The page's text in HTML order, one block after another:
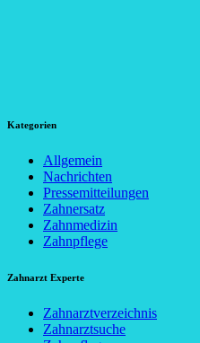
Kategorien
Allgemein
Nachrichten
Pressemitteilungen
Zahnersatz
Zahnmedizin
Zahnpflege
Zahnarzt Experte
Zahnarztverzeichnis
Zahnarztsuche